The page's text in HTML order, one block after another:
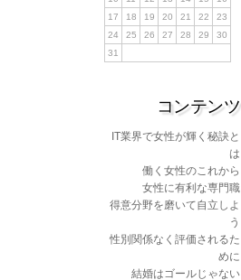
17
18 19 20 21 22
23
24
25 26 27 28 29
30
31
コンテンツ
IT業界で女性が輝く秘訣と
は
働く女性のこれから
女性に有利な専門職
得意分野を磨いて自立しよ
う
性別関係なく評価されるた
めに
結婚はゴールじゃない